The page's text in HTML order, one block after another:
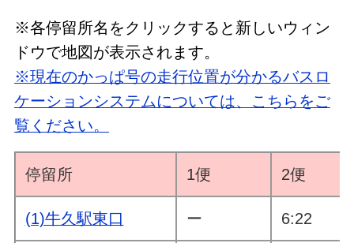
※各停留所名をクリックすると新しいウィン
ドウで地図が表示されます。
※現在のかっぱ号の走行位置が分かるバスロ
ケーションシステムについては、こちらをご
覧ください。
停留所 1便 2便
(1)牛久駅東口 ー 6:22